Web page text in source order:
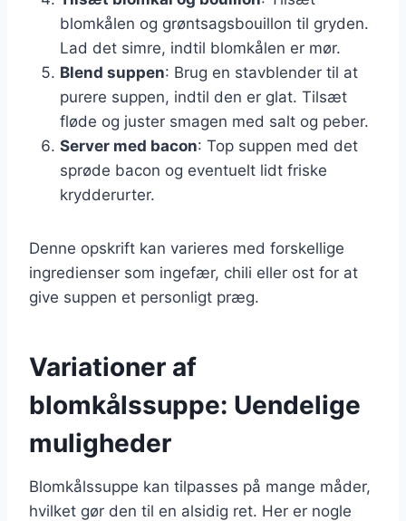
blomkålen og grøntsagsbouillon til gryden.
Lad det simre, indtil blomkålen er mør.
Blend suppen: Brug en stavblender til at
purere suppen, indtil den er glat. Tilsæt
fløde og juster smagen med salt og peber.
Server med bacon: Top suppen med det
sprøde bacon og eventuelt lidt friske
krydderurter.
Denne opskrift kan varieres med forskellige
ingredienser som ingefær, chili eller ost for at
give suppen et personligt præg.
Variationer af
blomkålssuppe: Uendelige
muligheder
Blomkålssuppe kan tilpasses på mange måder,
hvilket gør den til en alsidig ret. Her er nogle